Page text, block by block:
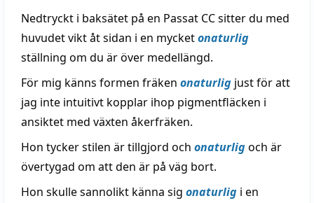
Nedtryckt i baksätet på en Passat CC sitter du med
huvudet vikt åt sidan i en mycketonaturlig
ställning om du är över medellängd.
För mig känns formen fräken onaturlig just för att
jag inte intuitivt kopplar ihop pigmentfläcken i
ansiktet med växten åkerfräken.
Hon tycker stilen är tillgjord och onaturligoch är
övertygad om att den är på väg bort.
Hon skulle sannolikt känna sig onaturlig i en